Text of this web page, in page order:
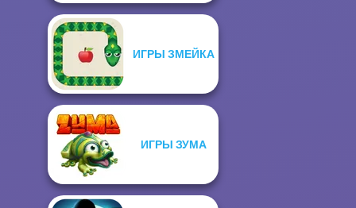
ИГРЫ ЗМЕЙКА
ИГРЫ ЗУМА